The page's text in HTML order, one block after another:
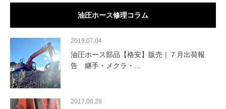
油圧ホース修理コラム
2019.07.04
油圧ホース部品【格安】販売｜７月出荷報
告 継手・メクラ・…
2017.08.28